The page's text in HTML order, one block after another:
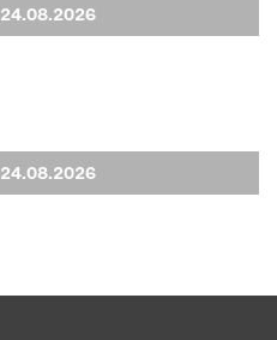
24.08.2026
24.08.2026